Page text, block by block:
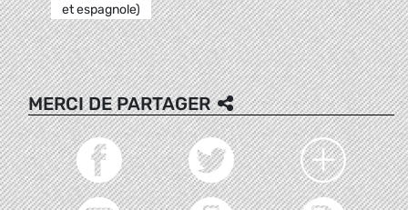
et espagnole)
MERCI DE PARTAGER